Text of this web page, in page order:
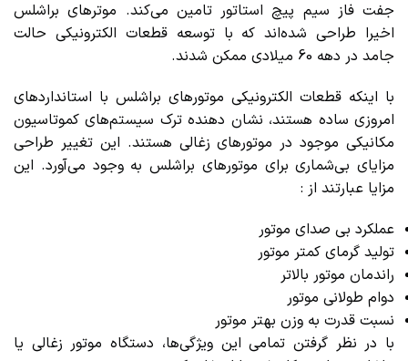
جفت فاز سیم پیچ استاتور تامین می‌کند. موترهای براشلس
اخیرا طراحی شده‌اند که با توسعه قطعات الکترونیکی حالت
جامد در دهه 60 میلادی ممکن شدند.
با اینکه قطعات الکترونیکی موتورهای براشلس با استانداردهای
امروزی ساده هستند، نشان دهنده ترک سیستم‌های کموتاسیون
مکانیکی موجود در موتورهای زغالی هستند. این تغییر طراحی
مزایای بی‌شماری برای موتورهای براشلس به وجود می‌آورد. این
مزایا عبارتند از :
عملکرد بی صدای موتور
تولید گرمای کمتر موتور
راندمان موتور بالاتر
دوام طولانی موتور
نسبت قدرت به وزن بهتر موتور
با در نظر گرفتن تمامی این ویژگی‌ها، دستگاه موتور زغالی یا